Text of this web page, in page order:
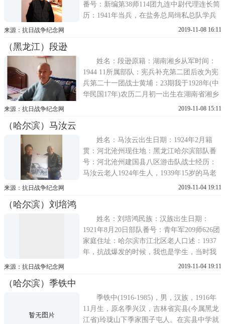
番号：新编第38师114团九连中尉代理连长简
历：1941年当兵，在盐务总局缉私总队学兵
团受训6个月，地址在都均。结业后当班长。
配合盟军救援英军与日寇作战。
来源：抗日战争纪念网 2019-11-08 16:11
（黑龙江）段逊
姓名：段逊原籍：湖南湘乡从军时间：
1944 11所属部队：宪兵补充第二团后改为宪
兵第二十一团战士黄埔：23期我于1928年(中
华民国17年)农历二月初一出生在湖南省湘乡
县(现已改为市)，山田观毛塘子一个小山
妹三个，我居老二，1934年我七岁开始上小
来源：抗日战争纪念网 2019-11-08 15:11
（哈尔滨）马汝云
姓名：马汝云出生日期：1924年2月籍
贯：河北沧州现住地：黑龙江哈尔滨部队番
号：河北沧州建国县八区游击队战士经历：
马汝云老人1924年生人，1939年15岁的马老
不顾家人反对加入游击队，为河北沧州建国
难度，志愿者经整理记录下了马老所述抗日
来源：抗日战争纪念网 2019-11-04 19:11
（哈尔滨）刘培鸿
姓名：刘培鸿民族：汉族出生日期：
1921年8月20日部队番号：青年军209师626团
家庭住址：哈尔滨市江北区老人口述：1937
年，抗战爆发的时候，我也是学生，当时我
刚刚中学毕业。当时正值淞沪抗战期间，国
沦陷区工作的同志了解了我们的情况后，就
对
来源：抗日战争纪念网 2019-11-04 19:11
（哈尔滨）季铁中
季铁中(1916-1985)，男，汉族，1916年
11月生，原名季兴汉，吉林省宾县(今属黑龙
江省)玲珑山下季家围子屯人。在宾县中学就